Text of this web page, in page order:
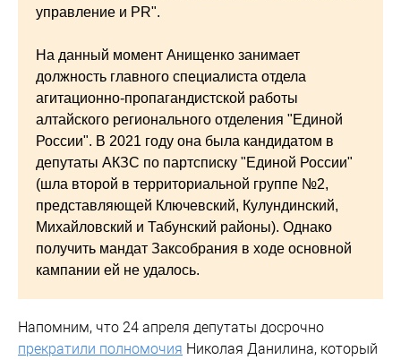
управление и PR".
На данный момент Анищенко занимает
должность главного специалиста отдела
агитационно-пропагандистской работы
алтайского регионального отделения "Единой
России". В 2021 году она была кандидатом в
депутаты АКЗС по партсписку "Единой России"
(шла второй в территориальной группе №2,
представляющей Ключевский, Кулундинский,
Михайловский и Табунский районы). Однако
получить мандат Заксобрания в ходе основной
кампании ей не удалось.
Напомним, что 24 апреля депутаты досрочно
прекратили полномочия Николая Данилина, который